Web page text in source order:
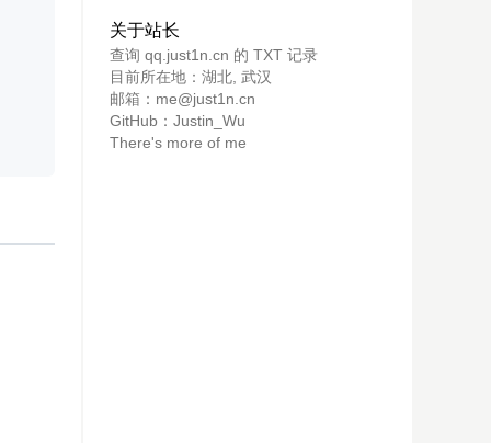
关于站长
查询 qq.just1n.cn 的 TXT 记录
目前所在地：湖北, 武汉
邮箱：me@just1n.cn
GitHub： Justin_Wu
There's more of me